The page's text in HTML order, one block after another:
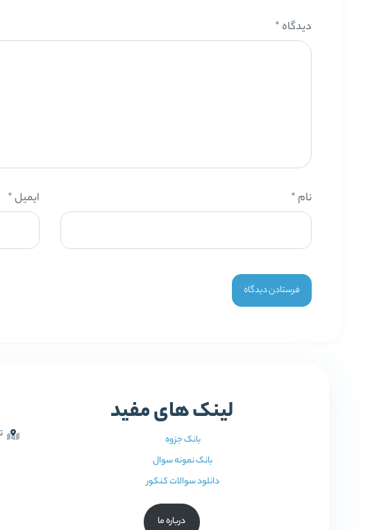
دیدگاه *
نام * ایمیل*
لینک های مفید
بانک جزوه
بانک نمونه سوال
دانلود سوالات کنکور
درباره ما